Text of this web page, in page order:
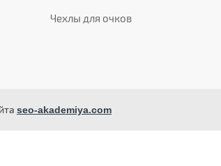
Чехлы для очков
seo-akademiya.com